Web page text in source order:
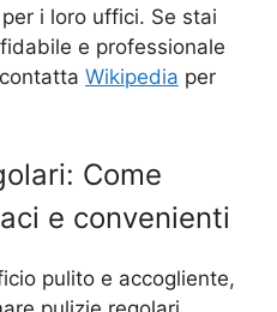
i loro uffici. Se stai
e professionale
Wikipedia per
Come
e convenienti
pulito e accogliente,